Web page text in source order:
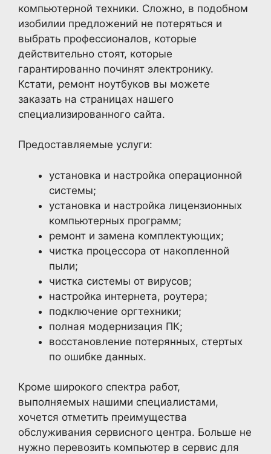
компьютерной техники. Сложно, в подобном
изобилии предложений не потеряться и
выбрать профессионалов, которые
действительно стоят, которые
гарантированно починят электронику.
Кстати, ремонт ноутбуков вы можете
заказать на страницах нашего
специализированного сайта.
Предоставляемые услуги:
установка и настройка операционной
системы;
установка и настройка лицензионных
компьютерных программ;
ремонт и замена комплектующих;
чистка процессора от накопленной
пыли;
чистка системы от вирусов;
настройка интернета, роутера;
подключение оргтехники;
полная модернизация ПК;
восстановление потерянных, стертых
по ошибке данных.
Кроме широкого спектра работ,
выполняемых нашими специалистами,
хочется отметить преимущества
обслуживания сервисного центра. Больше не
нужно перевозить компьютер в сервис для